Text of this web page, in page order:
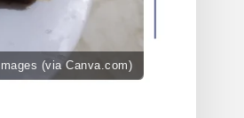
(via Canva.com)